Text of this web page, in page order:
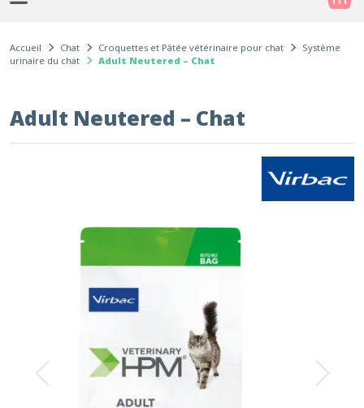
Accueil Chat Croquettes et Pâtée vétérinaire pour chat
Système
urinaire du chat
Adult Neutered – Chat
Adult Neutered – Chat